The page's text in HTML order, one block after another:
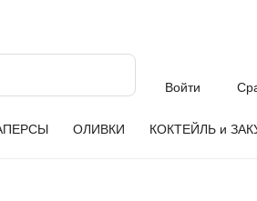
Войти
ОЛИВКИ КОКТЕЙЛЬ и